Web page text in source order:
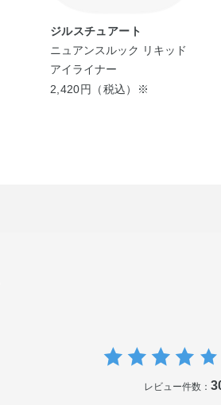
ジルスチュアート
ニュアンスルック リキッド
アイライナー
2,420円（税込）※
レビュー件数：